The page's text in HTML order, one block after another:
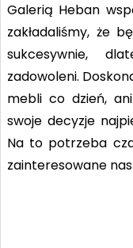
Galerią Heban
zakładaliśmy, że
sukcesywnie,
zadowoleni.
mebli co dzień,
swoje decyzje
Na to potrzeba
zainteresowane